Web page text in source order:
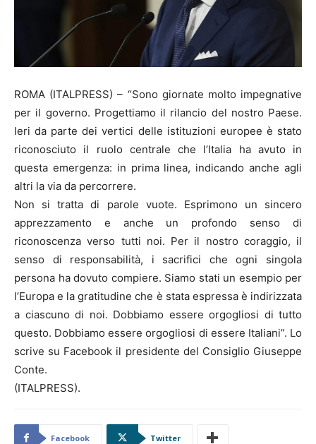
ROMA (ITALPRESS) – “Sono giornate molto impegnative
per il governo. Progettiamo il rilancio del nostro Paese.
Ieri da parte dei vertici delle istituzioni europee è stato
riconosciuto il ruolo centrale che l’Italia ha avuto in
questa emergenza: in prima linea, indicando anche agli
altri la via da percorrere.
Non si tratta di parole vuote. Esprimono un sincero
apprezzamento e anche un profondo senso di
riconoscenza verso tutti noi. Per il nostro coraggio, il
senso di responsabilità, i sacrifici che ogni singola
persona ha dovuto compiere. Siamo stati un esempio per
l’Europa e la gratitudine che è stata espressa è indirizzata
a ciascuno di noi. Dobbiamo essere orgogliosi di tutto
questo. Dobbiamo essere orgogliosi di essere Italiani”. Lo
scrive su Facebook il presidente del Consiglio Giuseppe
Conte.
(ITALPRESS).
Facebook Twitter